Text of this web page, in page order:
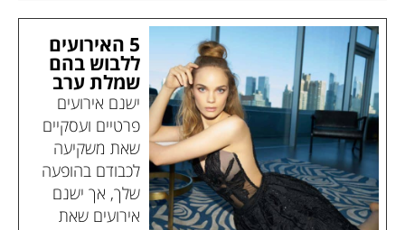
5 האירועים
ללבוש בהם
שמלת ערב
ישנם אירועים
פרטיים ועסקיים
שאת משקיעה
לכבודם בהופעה
שלך, אך ישנם
אירועים שאת